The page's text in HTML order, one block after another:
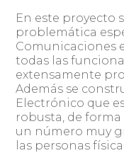
En este proyecto
problemática
Comunicaciones
todas las
extensamente
Además se
Electrónico que
robusta, de
un número muy
las personas